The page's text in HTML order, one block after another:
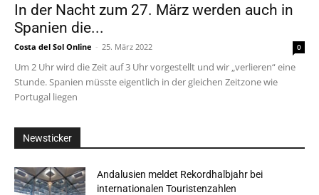
In der Nacht zum 27. März werden auch in
Spanien die...
Costa del Sol Online - 25. März 2022 0
Um 2 Uhr wird die Zeit auf 3 Uhr vorgestellt und wir „verlieren“ eine
Stunde. Spanien müsste eigentlich in der gleichen Zeitzone wie
Portugal liegen
Newsticker
Andalusien meldet Rekordhalbjahr bei
internationalen Touristenzahlen